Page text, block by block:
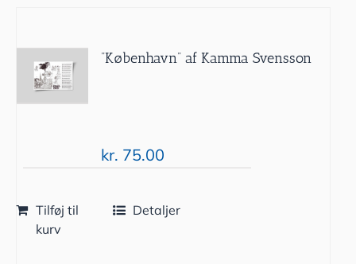
”København” af Kamma Svensson
kr. 75.00
Tilføj til
kurv
Detaljer